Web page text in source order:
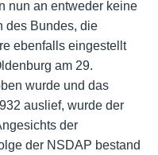
nun an entweder keine
des Bundes, die
ebenfalls eingestellt
am 29.
wurde und das
auslief, wurde der
der
der NSDAP bestand